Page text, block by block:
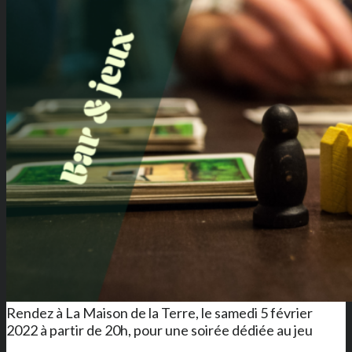
Rendez à La Maison de la Terre, le samedi 5 février
2022 à partir de 20h, pour une soirée dédiée au jeu